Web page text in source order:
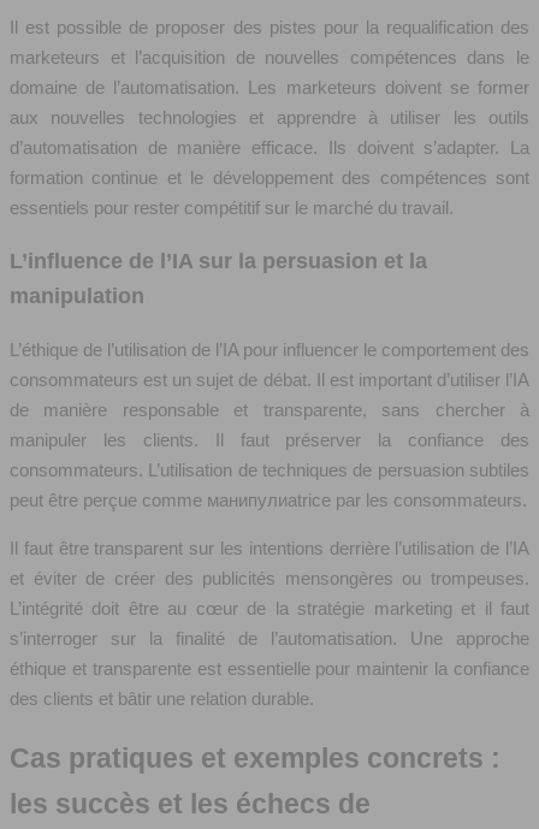
Il est possible de proposer des pistes pour la requalification des
marketeurs et l’acquisition de nouvelles compétences dans le
domaine de l’automatisation. Les marketeurs doivent se former
aux nouvelles technologies et apprendre à utiliser les outils
d’automatisation de manière efficace. Ils doivent s’adapter. La
formation continue et le développement des compétences sont
essentiels pour rester compétitif sur le marché du travail.
L’influence de l’IA sur la persuasion et la
manipulation
L’éthique de l’utilisation de l’IA pour influencer le comportement des
consommateurs est un sujet de débat. Il est important d’utiliser l’IA
de manière responsable et transparente, sans chercher à
manipuler les clients. Il faut préserver la confiance des
consommateurs. L’utilisation de techniques de persuasion subtiles
peut être perçue comme манипулиatrice par les consommateurs.
Il faut être transparent sur les intentions derrière l’utilisation de l’IA
et éviter de créer des publicités mensongères ou trompeuses.
L’intégrité doit être au cœur de la stratégie marketing et il faut
s’interroger sur la finalité de l’automatisation. Une approche
éthique et transparente est essentielle pour maintenir la confiance
des clients et bâtir une relation durable.
Cas pratiques et exemples concrets :
les succès et les échecs de